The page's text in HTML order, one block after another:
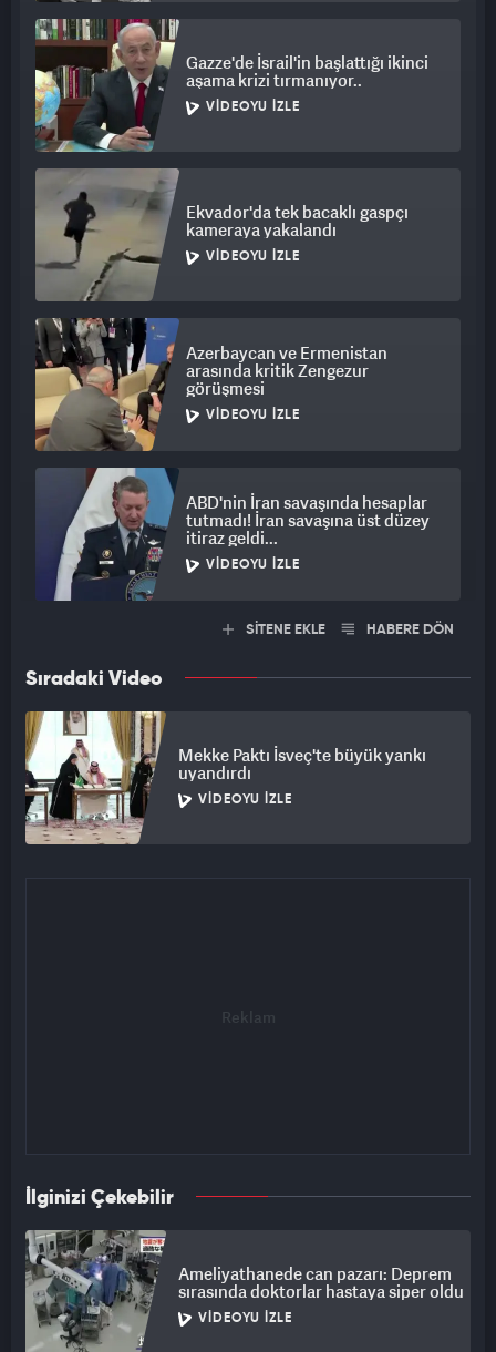
Gazze'de İsrail'in başlattığı ikinci
aşama krizi tırmanıyor..
VIDEOYU İZLE
Ekvador'da tek bacaklı gaspçı
kameraya yakalandı
VIDEOYU İZLE
Azerbaycan ve Ermenistan
arasında kritik Zengezur
görüşmesi
VIDEOYU İZLE
ABD'nin İran savaşında hesaplar
tutmadı! İran savaşına üst düzey
itiraz geldi...
VIDEOYU İZLE
SİTENE EKLE HABERE DÖN
Sıradaki Video
Mekke Paktı İsveç'te büyük yankı
uyandırdı
VIDEOYU İZLE
İlginizi Çekebilir
Ameliyathanede can pazarı: Deprem
sırasında doktorlar hastaya siper oldu
VIDEOYU İZLE